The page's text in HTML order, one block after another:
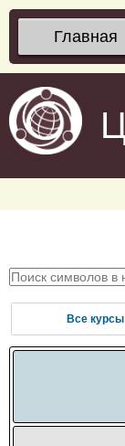
Главная
Все